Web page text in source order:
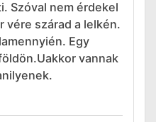
Szóval nem érdekel
vére szárad a lelkén.
Egy
vannak